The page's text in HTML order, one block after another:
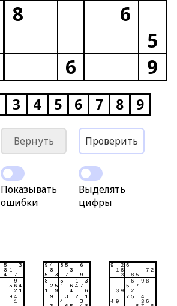
8
6
5
6 9
3 4 5 6 7 8 9
Вернуть Проверить
Показывать
ошибки
Выделять
цифры